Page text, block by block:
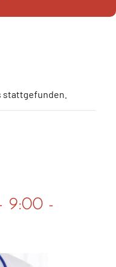
stattgefunden.
9:00 -